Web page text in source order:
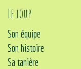
Le loup
Son équipe
Son histoire
Sa tanière